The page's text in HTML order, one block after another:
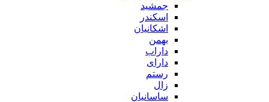
جمشید
اسکندر
اشکانیان
بهمن
داراب
دارای
رستم
زال
ساسانیان